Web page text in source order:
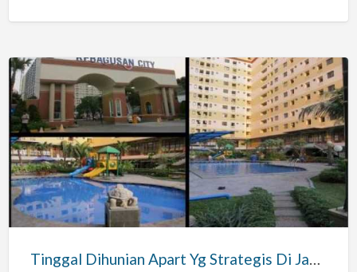
Tinggal
Dihunian
Apart
Yg
Strategis
Di
Jakarta
Tinggal Dihunian Apart Yg Strategis Di Jakarta Selatan